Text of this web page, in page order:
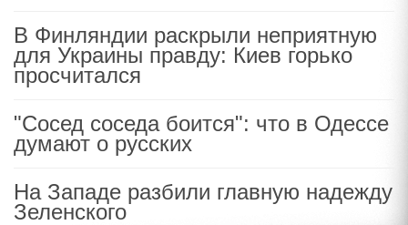
В Финляндии раскрыли неприятную
для Украины правду: Киев горько
просчитался
"Сосед соседа боится": что в Одессе
думают о русских
На Западе разбили главную надежду
Зеленского